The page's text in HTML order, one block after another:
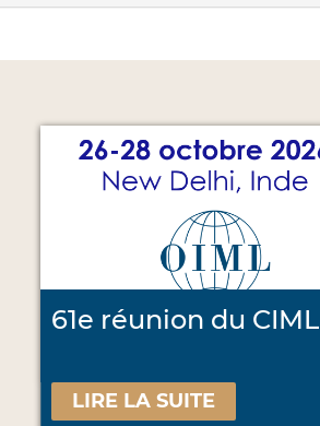
61e réunion du CIML
LIRE LA SUITE